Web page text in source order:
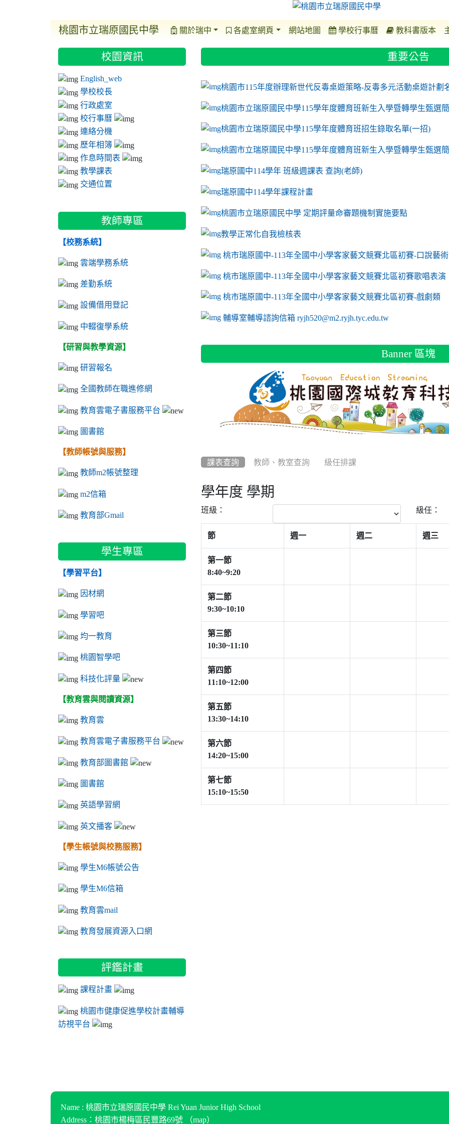
桃園市立瑞原國民中學 ::: 關於瑞中 各處室網頁 網站地圖 學校行事曆 教科書版本
重要公告
link to https://sites.google.com/a/m2.ryjh.tyc.edu.tw/ryjh011/
桃園市115年度辦理新世代反毒桌遊策略-反毒多元活動桌遊計劃
桃園市立瑞原國民中學115學年度體育班新生入學暨轉學生甄選
桃園市立瑞原國民中學115學年度體育班招生錄取名單(一招)
桃園市立瑞原國民中學115學年度體育班新生入學暨轉學生甄選
瑞原國中114學年 班級週課表 查詢(老師)
瑞原國中114學年課程計畫
link to https://sites.google.com/a/m2.ryjh.tyc.edu.tw/ryjh011/
桃園市立瑞原國民中學 定期評量命審題機制實施要點
link to https://sites.google.com/a/m2.ryjh.tyc.edu.tw/ryjh011/
教學正常化自我檢核表
link to mailto:ryjh520@m2.ryjh.tyc.edu.tw
link to mailto:ryjh520@m2.ryjh.tyc.edu.tw
ink to mailto:ryjh520@m2.ryjh.tyc.edu.tw
link to mailto:ryjh520@m2.ryjh.tyc.edu.tw
link to mailto:ryjh520@m2.ryjh.tyc.edu.tw
ink to mailto:ryjh520@m2.ryjh.tyc.edu.tw
ink to mailto:ryjh520@m2.ryjh.tyc.edu.tw
link to https://sites.google.com/a/m2.ryjh.tyc.edu.tw/ryjh011/
ink to mailto:ryjh520@m2.ryjh.tyc.edu.tw
link to https://tyc.entry.edu.tw/NoExamImitate_TL/NoExamImitate/
桃市瑞原國中-113年全國中小學客家藝文競賽北區初賽-口說藝術
link to https://tyc.entry.edu.tw/NoExamImitate_TL/NoExamImitate/
桃市瑞原國中-113年全國中小學客家藝文競賽北區初賽歌唱表演
link to https://tyc.entry.edu.tw/NoExamImitate_TL/NoExamImitate/
桃市瑞原國中-113年全國中小學客家藝文競賽北區初賽-戲劇類
link to https://tyc.entry.edu.tw/NoExamImitate_TL/NoExamImitate/
輔導室輔導諮詢信箱 ryjh520@m2.ryjh.tyc.edu.tw
Banner 區塊
課表查詢 教師、教室查詢 級任排課
學年度 學期
班級： 級任：
節 週一 週二 週三
第一節
8:40~9:20
第二節
9:30~10:10
第三節
10:30~11:10
第四節
11:10~12:00
第五節
13:30~14:10
第六節
14:20~15:00
第七節
15:10~15:50
::: 校園資訊
English_web
學校校長
行政處室
校行事曆
連絡分機
歷年相簿
作息時間表
教學課表
交通位置
教師專區
【校務系統】
雲端學務系統
差勤系統
設備借用登記
中輟復學系統
【研習與教學資源】
研習報名
全國教師在職進修網
教育雲電子書服務平台
圖書館
【教師帳號與服務】
教師m2帳號整理
m2信箱
教育部Gmail
學生專區
【學習平台】
因材網
學習吧
均一教育
桃園智學吧
科技化評量
【教育雲與閱讀資源】
教育雲
教育雲電子書服務平台
教育部圖書館
圖書館
英語學習網
英文播客
【學生帳號與校務服務】
學生M6帳號公告
學生M6信箱
教育雲mail
教育發展資源入口網
評鑑計畫
課程計畫
桃園市健康促進學校計畫輔導
訪視平台
Name : 桃園市立瑞原國民中學 Rei Yuan Junior High School
Address：桃園市楊梅區民豐路69號 （map）